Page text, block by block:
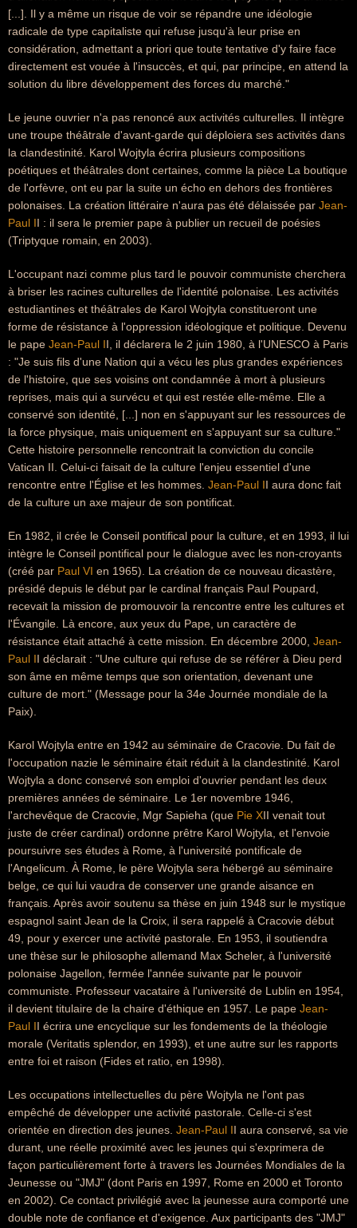
[...]. Il y a même un risque de voir se répandre une idéologie
radicale de type capitaliste qui refuse jusqu'à leur prise en
considération, admettant a priori que toute tentative d'y faire face
directement est vouée à l'insuccès, et qui, par principe, en attend la
solution du libre développement des forces du marché."
Le jeune ouvrier n'a pas renoncé aux activités culturelles. Il intègre
une troupe théâtrale d'avant-garde qui déploiera ses activités dans
la clandestinité. Karol Wojtyla écrira plusieurs compositions
poétiques et théâtrales dont certaines, comme la pièce La boutique
de l'orfèvre, ont eu par la suite un écho en dehors des frontières
polonaises. La création littéraire n'aura pas été délaissée par Jean-
Paul II : il sera le premier pape à publier un recueil de poésies
(Triptyque romain, en 2003).
L'occupant nazi comme plus tard le pouvoir communiste cherchera
à briser les racines culturelles de l'identité polonaise. Les activités
estudiantines et théâtrales de Karol Wojtyla constitueront une
forme de résistance à l'oppression idéologique et politique. Devenu
le pape Jean-Paul II, il déclarera le 2 juin 1980, à l'UNESCO à Paris
: "Je suis fils d'une Nation qui a vécu les plus grandes expériences
de l'histoire, que ses voisins ont condamnée à mort à plusieurs
reprises, mais qui a survécu et qui est restée elle-même. Elle a
conservé son identité, [...] non en s'appuyant sur les ressources de
la force physique, mais uniquement en s'appuyant sur sa culture."
Cette histoire personnelle rencontrait la conviction du concile
Vatican II. Celui-ci faisait de la culture l'enjeu essentiel d'une
rencontre entre l'Église et les hommes. Jean-Paul II aura donc fait
de la culture un axe majeur de son pontificat.
En 1982, il crée le Conseil pontifical pour la culture, et en 1993, il lui
intègre le Conseil pontifical pour le dialogue avec les non-croyants
(créé par Paul VI en 1965). La création de ce nouveau dicastère,
présidé depuis le début par le cardinal français Paul Poupard,
recevait la mission de promouvoir la rencontre entre les cultures et
l'Évangile. Là encore, aux yeux du Pape, un caractère de
résistance était attaché à cette mission. En décembre 2000, Jean-
Paul II déclarait : "Une culture qui refuse de se référer à Dieu perd
son âme en même temps que son orientation, devenant une
culture de mort." (Message pour la 34e Journée mondiale de la
Paix).
Karol Wojtyla entre en 1942 au séminaire de Cracovie. Du fait de
l'occupation nazie le séminaire était réduit à la clandestinité. Karol
Wojtyla a donc conservé son emploi d'ouvrier pendant les deux
premières années de séminaire. Le 1er novembre 1946,
l'archevêque de Cracovie, Mgr Sapieha (que Pie XII venait tout
juste de créer cardinal) ordonne prêtre Karol Wojtyla, et l'envoie
poursuivre ses études à Rome, à l'université pontificale de
l'Angelicum. À Rome, le père Wojtyla sera hébergé au séminaire
belge, ce qui lui vaudra de conserver une grande aisance en
français. Après avoir soutenu sa thèse en juin 1948 sur le mystique
espagnol saint Jean de la Croix, il sera rappelé à Cracovie début
49, pour y exercer une activité pastorale. En 1953, il soutiendra
une thèse sur le philosophe allemand Max Scheler, à l'université
polonaise Jagellon, fermée l'année suivante par le pouvoir
communiste. Professeur vacataire à l'université de Lublin en 1954,
il devient titulaire de la chaire d'éthique en 1957. Le pape Jean-
Paul II écrira une encyclique sur les fondements de la théologie
morale (Veritatis splendor, en 1993), et une autre sur les rapports
entre foi et raison (Fides et ratio, en 1998).
Les occupations intellectuelles du père Wojtyla ne l'ont pas
empêché de développer une activité pastorale. Celle-ci s'est
orientée en direction des jeunes. Jean-Paul II aura conservé, sa vie
durant, une réelle proximité avec les jeunes qui s'exprimera de
façon particulièrement forte à travers les Journées Mondiales de la
Jeunesse ou "JMJ" (dont Paris en 1997, Rome en 2000 et Toronto
en 2002). Ce contact privilégié avec la jeunesse aura comporté une
double note de confiance et d'exigence. Aux participants des "JMJ"